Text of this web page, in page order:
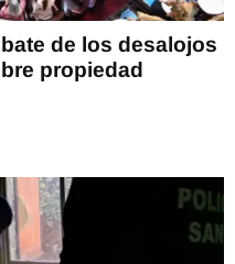
de los desalojos
propiedad